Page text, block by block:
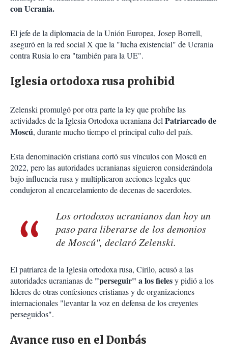
con Ucrania.
El jefe de la diplomacia de la Unión Europea, Josep Borrell,
aseguró en la red social X que la "lucha existencial" de Ucrania
contra Rusia lo era "también para la UE".
Iglesia ortodoxa rusa prohibid
Zelenski promulgó por otra parte la ley que prohíbe las
actividades de la Iglesia Ortodoxa ucraniana delPatriarcado de
Moscú, durante mucho tiempo el principal culto del país.
Esta denominación cristiana cortó sus vínculos con Moscú en
2022, pero las autoridades ucranianas siguieron considerándola
bajo influencia rusa y multiplicaron acciones legales que
condujeron al encarcelamiento de decenas de sacerdotes.
Los ortodoxos ucranianos dan hoy un
paso para liberarse de los demonios
de Moscú", declaró Zelenski.
El patriarca de la Iglesia ortodoxa rusa, Cirilo, acusó a las
autoridades ucranianas de "perseguir" a los fielesy pidió a los
líderes de otras confesiones cristianas y de organizaciones
internacionales "levantar la voz en defensa de los creyentes
perseguidos".
Avance ruso en el Donbás